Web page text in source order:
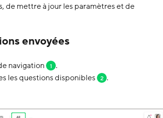
de mettre à jour les paramètres et de
envoyées
navigation 1 .
les questions disponibles 2 .